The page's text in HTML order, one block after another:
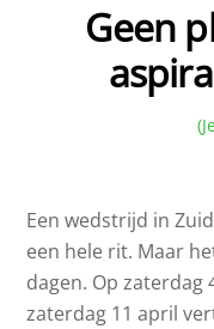
Geen
Een wedstrijd in
een hele rit. Maar
dagen. Op zaterdag
zaterdag 11 april